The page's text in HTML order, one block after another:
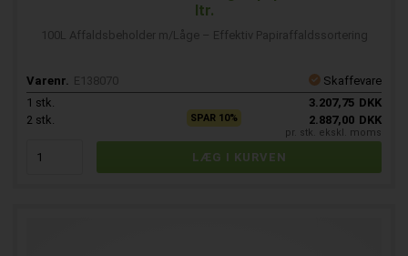
ltr.
100L Affaldsbeholder m/Låge – Effektiv Papiraffaldssortering
Varenr. E138070
Skaffevare
1 stk. 3.207,75 DKK
2 stk. SPAR 10% 2.887,00 DKK
pr. stk. ekskl. moms